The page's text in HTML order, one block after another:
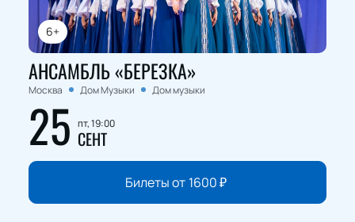
6+
АНСАМБЛЬ «БЕРЕЗКА»
Москва Дом Музыки Дом музыки
25 пт, 19:00
СЕНТ
Билеты от 1600₽